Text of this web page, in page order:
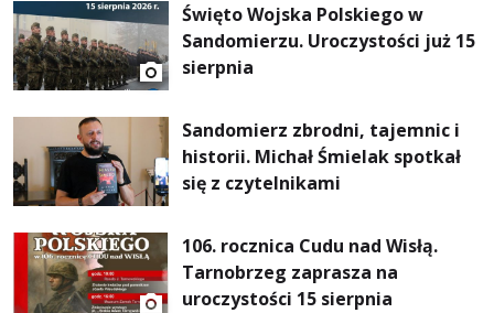
Święto Wojska Polskiego w
Sandomierzu. Uroczystości już 15
sierpnia
Sandomierz zbrodni, tajemnic i
historii. Michał Śmielak spotkał
się z czytelnikami
106. rocznica Cudu nad Wisłą.
Tarnobrzeg zaprasza na
uroczystości 15 sierpnia